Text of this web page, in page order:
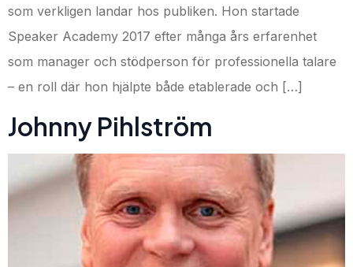
som verkligen landar hos publiken. Hon startade
Speaker Academy 2017 efter många års erfarenhet
som manager och stödperson för professionella talare
– en roll där hon hjälpte både etablerade och […]
Johnny Pihlström